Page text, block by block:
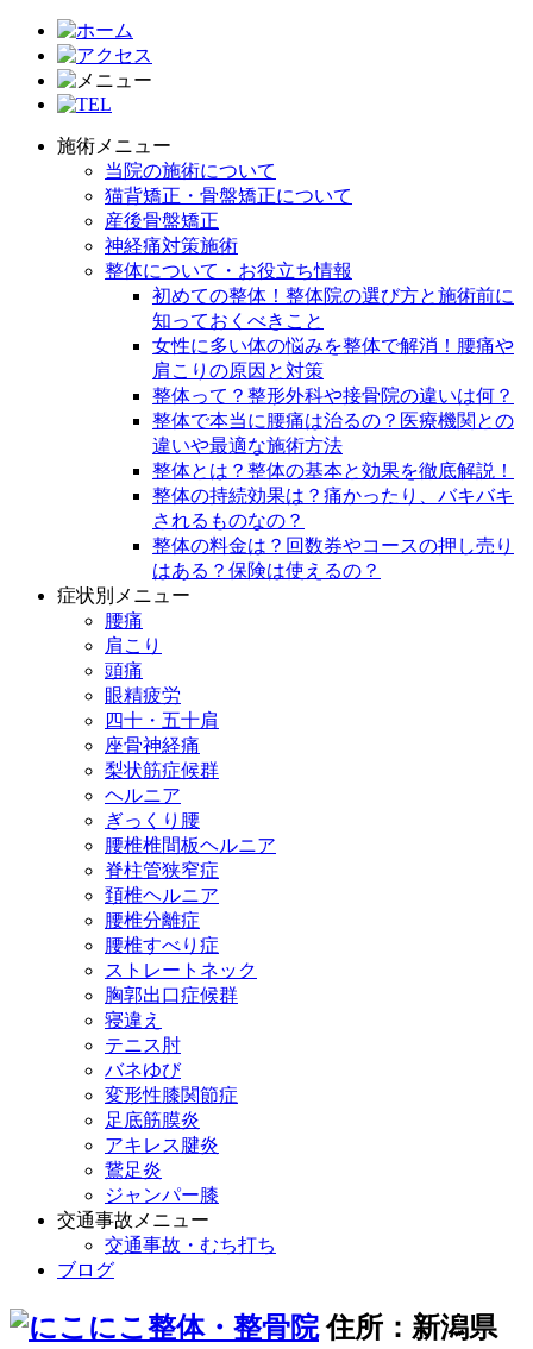
施術メニュー
当院の施術について
猫背矯正・骨盤矯正について
産後骨盤矯正
神経痛対策施術
整体について・お役立ち情報
初めての整体！整体院の選び方と施術前に
知っておくべきこと
女性に多い体の悩みを整体で解消！腰痛や
肩こりの原因と対策
整体って？整形外科や接骨院の違いは何？
整体で本当に腰痛は治るの？医療機関との
違いや最適な施術方法
整体とは？整体の基本と効果を徹底解説！
整体の持続効果は？痛かったり、バキバキ
されるものなの？
整体の料金は？回数券やコースの押し売り
はある？保険は使えるの？
症状別メニュー
腰痛
肩こり
頭痛
眼精疲労
四十・五十肩
座骨神経痛
梨状筋症候群
ヘルニア
ぎっくり腰
腰椎椎間板ヘルニア
脊柱管狭窄症
頚椎ヘルニア
腰椎分離症
腰椎すべり症
ストレートネック
胸郭出口症候群
寝違え
テニス肘
バネゆび
変形性膝関節症
足底筋膜炎
アキレス腱炎
鵞足炎
ジャンパー膝
交通事故メニュー
交通事故・むち打ち
ブログ
住所：新潟県